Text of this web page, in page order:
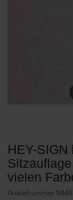
HEY-SIGN
vielen
Artikelnummer